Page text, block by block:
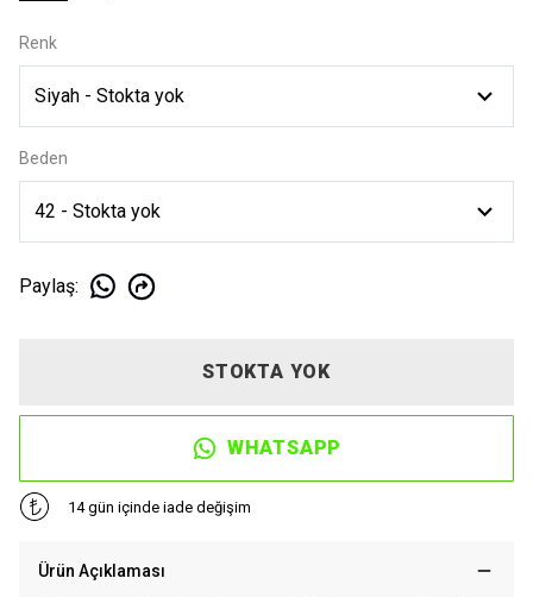
Renk
Beden
Paylaş:
STOKTA YOK
WHATSAPP
14 gün içinde iade değişim
Ürün Açıklaması